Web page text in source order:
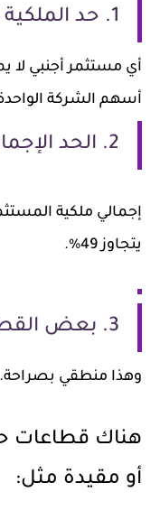
1. حد الملكية الفردية
أسهم الشركة
2. الحد الإجمالي للأجانب
إجمالي ملكية
يتجاوز 49%.
3. بعض القطاعات ما زالت مغلقة
وهذا منطقي بصراحة.
هناك قطاعات
أو مقيدة مثل: